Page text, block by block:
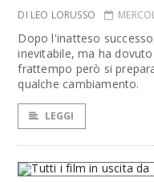
DI LEO LORUSSO
Dopo l'inatteso
inevitabile, ma ha
frattempo però si
qualche cambiamento.
LEGGI